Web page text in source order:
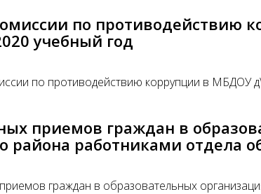
по противодействию
учебный год
по противодействию коррупции в МБДОУ
приемов граждан в
района работниками отдела
граждан в образовательных